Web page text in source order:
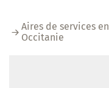
Aires de services en
Occitanie